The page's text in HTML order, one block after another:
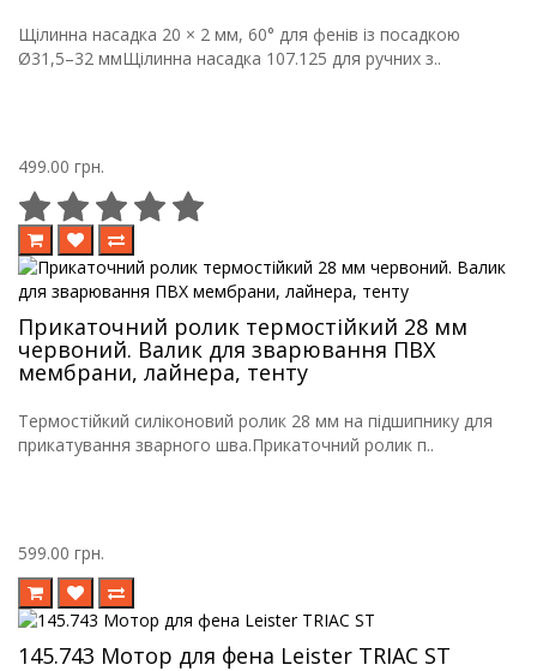
Щілинна насадка 20 × 2 мм, 60° для фенів із посадкою
Ø31,5–32 ммЩілинна насадка 107.125 для ручних з..
499.00 грн.
Прикаточний ролик термостійкий 28 мм
червоний. Валик для зварювання ПВХ
мембрани, лайнера, тенту
Термостійкий силіконовий ролик 28 мм на підшипнику для
прикатування зварного шва.Прикаточний ролик п..
599.00 грн.
145.743 Мотор для фена Leister TRIAC ST